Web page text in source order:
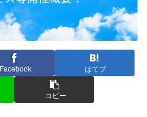
Facebook はてブ
コピー